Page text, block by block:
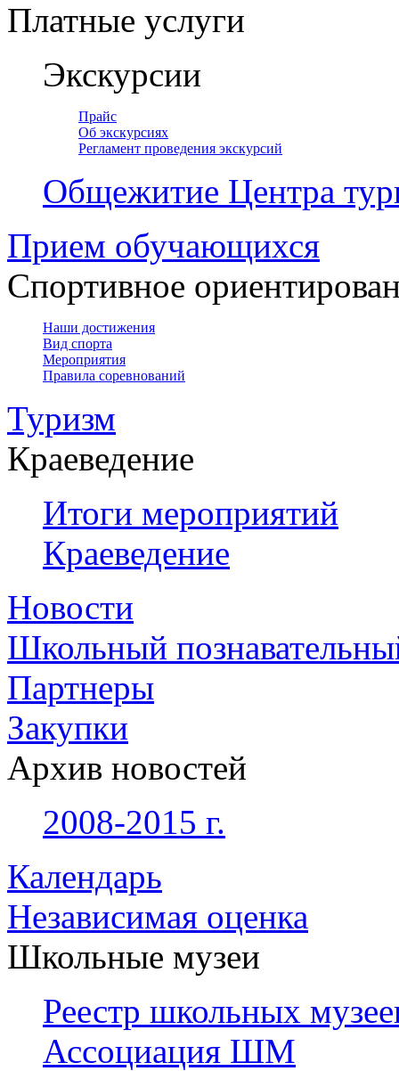
Платные услуги
Экскурсии
Прайс
Об экскурсиях
Регламент проведения экскурсий
Общежитие Центра
Прием обучающихся
Спортивное
Наши достижения
Вид спорта
Мероприятия
Правила соревнований
Туризм
Краеведение
Итоги мероприятий
Краеведение
Новости
Школьный
Партнеры
Закупки
Архив новостей
2008-2015 г.
Календарь
Независимая оценка
Школьные музеи
Реестр школьных
Ассоциация ШМ